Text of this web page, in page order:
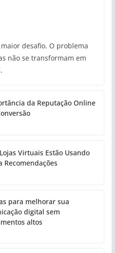
desafio. O problema
não se transformam em
da Reputação Online
Virtuais Estão Usando
Recomendações
para melhorar sua
digital sem
altos